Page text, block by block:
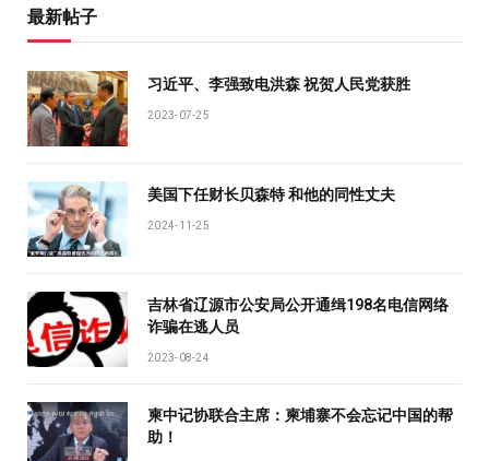
最新帖子
习近平、李强致电洪森 祝贺人民党获胜
2023-07-25
美国下任财长贝森特 和他的同性丈夫
2024-11-25
吉林省辽源市公安局公开通缉198名电信网络
诈骗在逃人员
2023-08-24
柬中记协联合主席：柬埔寨不会忘记中国的帮
助！